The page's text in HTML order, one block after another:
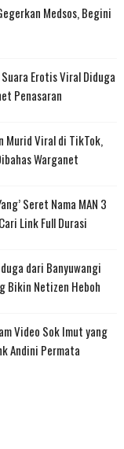
Medsos, Begini
Suara Erotis Viral Diduga
Penasaran
Murid Viral di TikTok,
Warganet
Seret Nama MAN 3
Link Full Durasi
dari Banyuwangi
Bikin Netizen Heboh
Video Sok Imut yang
Andini Permata